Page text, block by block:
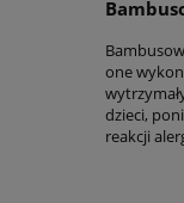
one
dzieci,
reakcji